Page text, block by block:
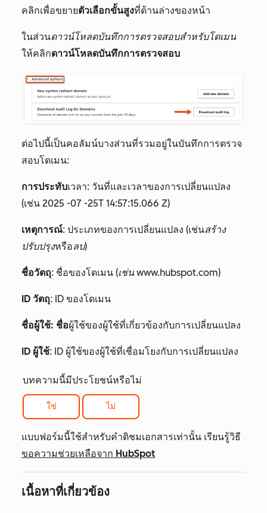
คลิกเพื่อขยายตัวเลือกขั้นสูงที่ด้านล่างของหน้า
ในส่วนดาวน์โหลดบันทึกการตรวจสอบสำหรับโดเมน
ให้คลิกดาวน์โหลดบันทึกการตรวจสอบ
ต่อไปนี้เป็นคอลัมน์บางส่วนที่รวมอยู่ในบันทึกการตรวจ
สอบโดเมน:
การประทับเวลา: วันที่และเวลาของการเปลี่ยนแปลง
(เช่น 2025 -07 -25T 14:57:15.066 Z)
เหตุการณ์: ประเภทของการเปลี่ยนแปลง (เช่นสร้าง
ปรับปรุงหรือลบ)
ชื่อวัตถุ: ชื่อของโดเมน (เช่น www.hubspot.com)
ID วัตถุ: ID ของโดเมน
ชื่อผู้ใช้: ชื่อผู้ใช้ของผู้ใช้ที่เกี่ยวข้องกับการเปลี่ยนแปลง
ID ผู้ใช้: ID ผู้ใช้ของผู้ใช้ที่เชื่อมโยงกับการเปลี่ยนแปลง
บทความนี้มีประโยชน์หรือไม่
ใช่ ไม่
แบบฟอร์มนี้ใช้สำหรับคำติชมเอกสารเท่านั้น เรียนรู้วิธี
ขอความช่วยเหลือจาก HubSpot
เนื้อหาที่เกี่ยวข้อง